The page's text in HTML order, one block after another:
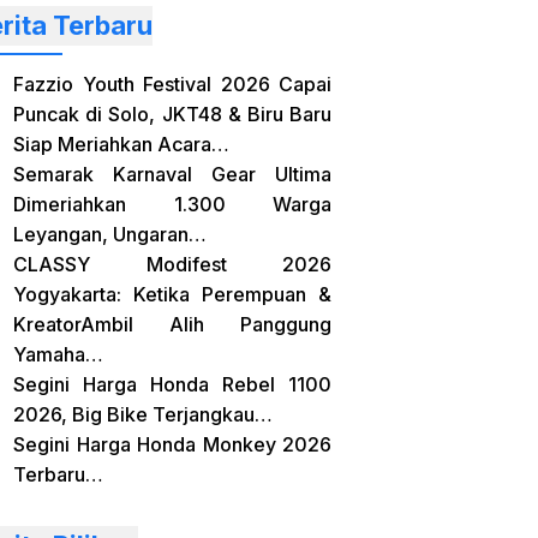
Terbaru
Fazzio Youth Festival 2026 Capai
Puncak di Solo, JKT48 & Biru Baru
Siap Meriahkan Acara…
Semarak Karnaval Gear Ultima
Dimeriahkan 1.300 Warga
Leyangan, Ungaran…
CLASSY Modifest 2026
Yogyakarta: Ketika Perempuan &
KreatorAmbil Alih Panggung
Yamaha…
Segini Harga Honda Rebel 1100
2026, Big Bike Terjangkau…
Segini Harga Honda Monkey 2026
Terbaru…